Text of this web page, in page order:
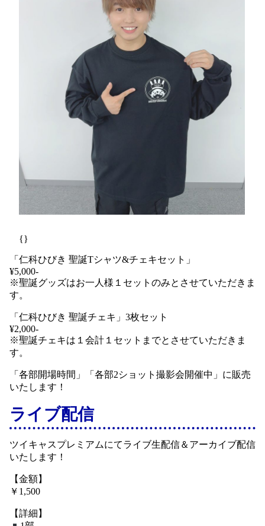
{}
「仁科ひびき 聖誕Tシャツ&チェキセット」
¥5,000-
※聖誕グッズはお一人様１セットのみとさせていただきま
す。
「仁科ひびき 聖誕チェキ」3枚セット
¥2,000-
※聖誕チェキは１会計１セットまでとさせていただきま
す。
「各部開場時間」「各部2ショット撮影会開催中」に販売
いたします！
ライブ配信
ツイキャスプレミアムにてライブ生配信＆アーカイブ配信
いたします！
【金額】
￥1,500
【詳細】